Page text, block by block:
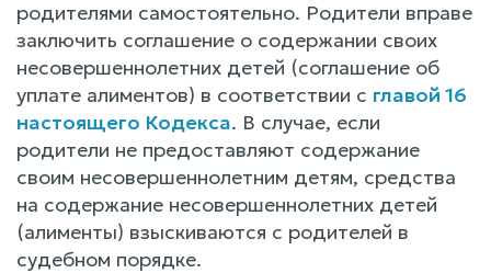
родителями самостоятельно. Родители вправе
заключить соглашение о содержании своих
несовершеннолетних детей (соглашение об
уплате алиментов) в соответствии с главой 16
настоящего Кодекса. В случае, если
родители не предоставляют содержание
своим несовершеннолетним детям, средства
на содержание несовершеннолетних детей
(алименты) взыскиваются с родителей в
судебном порядке.